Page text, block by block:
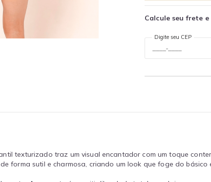
Calcule seu frete
Digite seu CEP
texturizado traz um visual encantador com um toque
forma sutil e charmosa, criando um look que foge do